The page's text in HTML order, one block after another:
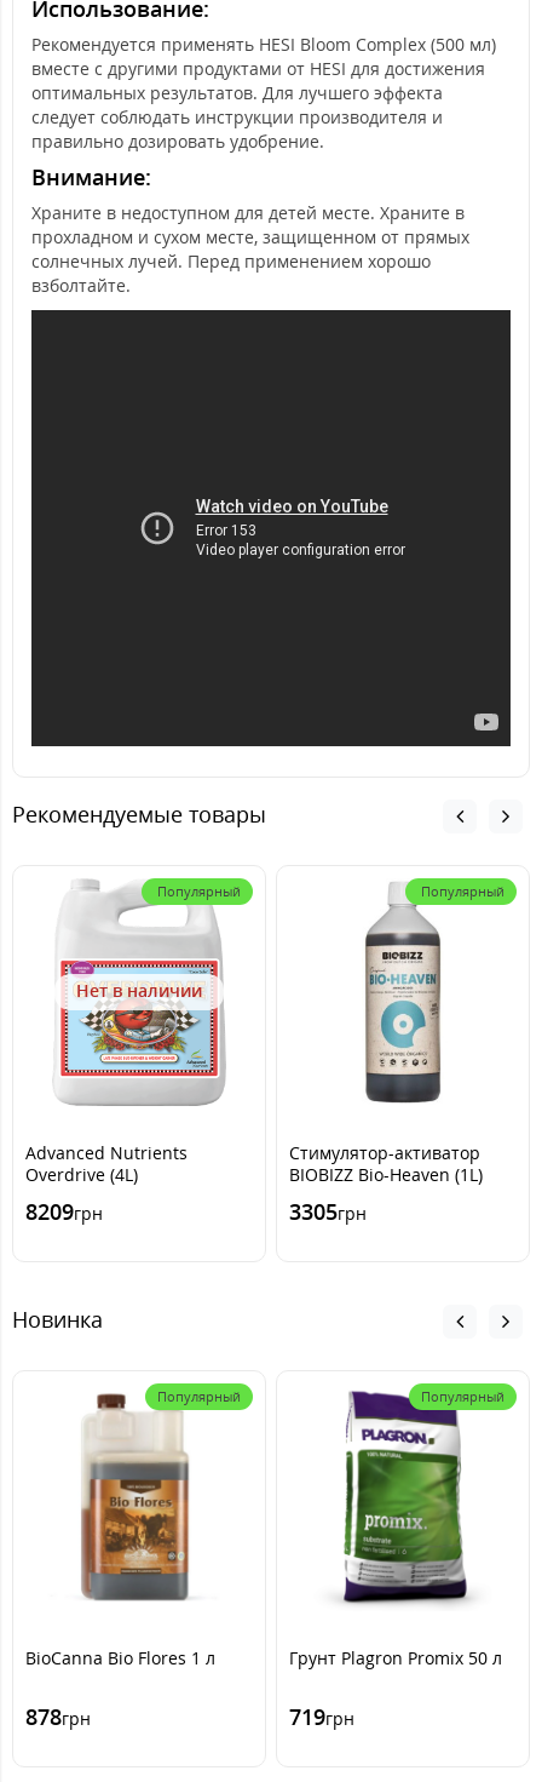
Использование:
Рекомендуется применять HESI Bloom Complex (500 мл)
вместе с другими продуктами от HESI для достижения
оптимальных результатов. Для лучшего эффекта
следует соблюдать инструкции производителя и
правильно дозировать удобрение.
Внимание:
Храните в недоступном для детей месте. Храните в
прохладном и сухом месте, защищенном от прямых
солнечных лучей. Перед применением хорошо
взболтайте.
Рекомендуемые товары
Популярный
Нет в наличии
Advanced Nutrients
Overdrive (4L)
8209грн
Популярный
Стимулятор-активатор
BIOBIZZ Bio-Heaven (1L)
3305грн
Новинка
Популярный
BioCanna Bio Flores 1 л
878грн
Популярный
Грунт Plagron Promix 50 л
719грн